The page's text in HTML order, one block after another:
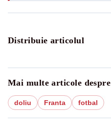
Distribuie articolul
Mai multe articole despre
doliu Franta fotbal